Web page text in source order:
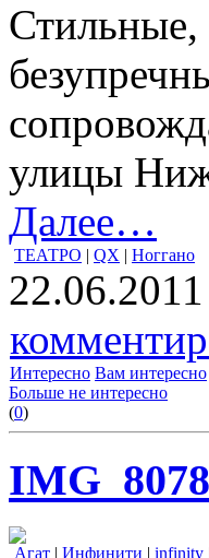
улицы
Далее…
ТЕАТРО | QX | Ноггано
Интересно Вам интересно
Больше не интересно
(0)
Агат | Инфинити | infinity